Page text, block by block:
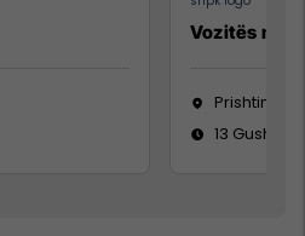
Vozitës me
Prishtinë
13 Gusht